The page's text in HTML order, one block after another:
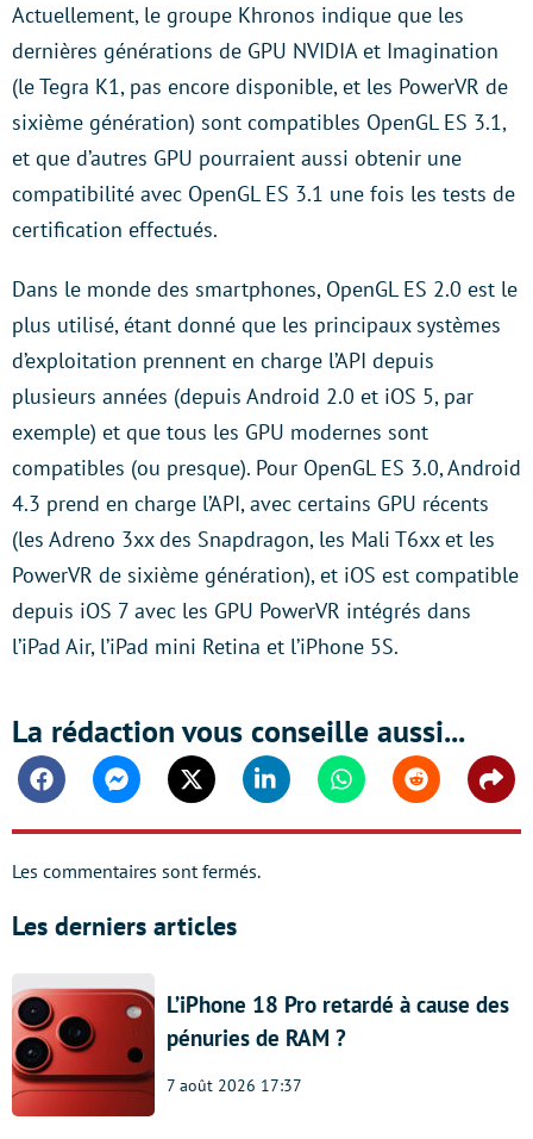
Actuellement, le groupe Khronos indique que les
dernières générations de GPU NVIDIA et Imagination
(le Tegra K1, pas encore disponible, et les PowerVR de
sixième génération) sont compatibles OpenGL ES 3.1,
et que d’autres GPU pourraient aussi obtenir une
compatibilité avec OpenGL ES 3.1 une fois les tests de
certification effectués.
Dans le monde des smartphones, OpenGL ES 2.0 est le
plus utilisé, étant donné que les principaux systèmes
d’exploitation prennent en charge l’API depuis
plusieurs années (depuis Android 2.0 et iOS 5, par
exemple) et que tous les GPU modernes sont
compatibles (ou presque). Pour OpenGL ES 3.0, Android
4.3 prend en charge l’API, avec certains GPU récents
(les Adreno 3xx des Snapdragon, les Mali T6xx et les
PowerVR de sixième génération), et iOS est compatible
depuis iOS 7 avec les GPU PowerVR intégrés dans
l’iPad Air, l’iPad mini Retina et l’iPhone 5S.
La rédaction vous conseille aussi...
FacebookMessengerTwitter Linkedin WhatsappReddit
Les commentaires sont fermés.
Les derniers articles
L’iPhone 18 Pro retardé à cause des
pénuries de RAM ?
7 août 2026 17:37